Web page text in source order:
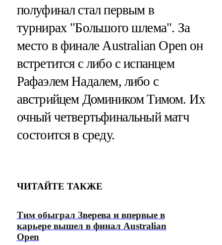
полуфинал стал первым в
турнирах "Большого шлема". За
место в финале Australian Open он
встретится с либо с испанцем
Рафаэлем Надалем, либо с
австрийцем Домиником Тимом. Их
очный четвертьфинальный матч
состоится в среду.
ЧИТАЙТЕ ТАКЖЕ
Тим обыграл Зверева и впервые в
карьере вышел в финал Australian
Open